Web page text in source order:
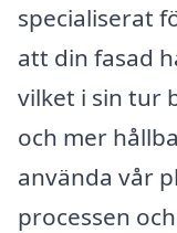
specialiserat
att din fasad
vilket i sin tur
och mer
använda vår
processen